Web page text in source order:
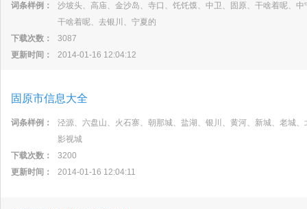
词条样例：
沙坡头、高庙、金沙岛、寺口、饦饦馍、中卫、固原、干啥着呢、
干啥着呢、去银川、宁夏的
下载次数：
3087
更新时间：
2014-01-16 12:04:12
固原市信息大全
词条样例：
泾源、六盘山、火石寨、朝那城、盐湖、银川、黄河、新城、老城
影视城
下载次数：
3200
更新时间：
2014-01-16 12:04:11